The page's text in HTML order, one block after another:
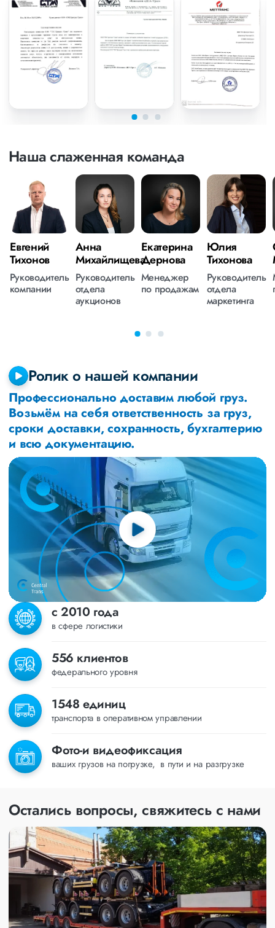
Наша слаженная команда
Евгений
Тихонов
Руководитель
компании
Анна
Михайлищева
Руководитель
отдела
аукционов
Екатерина
Дернова
Менеджер
по продажам
Юлия
Тихонова
Руководитель
отдела
маркетинга
Ролик о нашей компании
Профессионально доставим любой груз.
Возьмём на себя ответственность за груз,
сроки доставки, сохранность, бухгалтерию
и всю документацию.
с 2010 года
в сфере логистики
556 клиентов
федерального уровня
1548 единиц
транспорта в оперативном управлении
Фото-и видеофиксация
ваших грузов на погрузке, в пути и на разгрузке
Остались вопросы, свяжитесь с нами